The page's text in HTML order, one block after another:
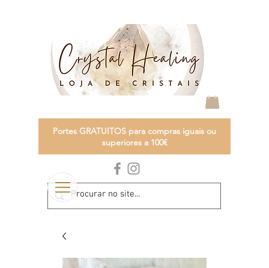
Portes GRATUITOS para compras iguais ou
superiores a 100€